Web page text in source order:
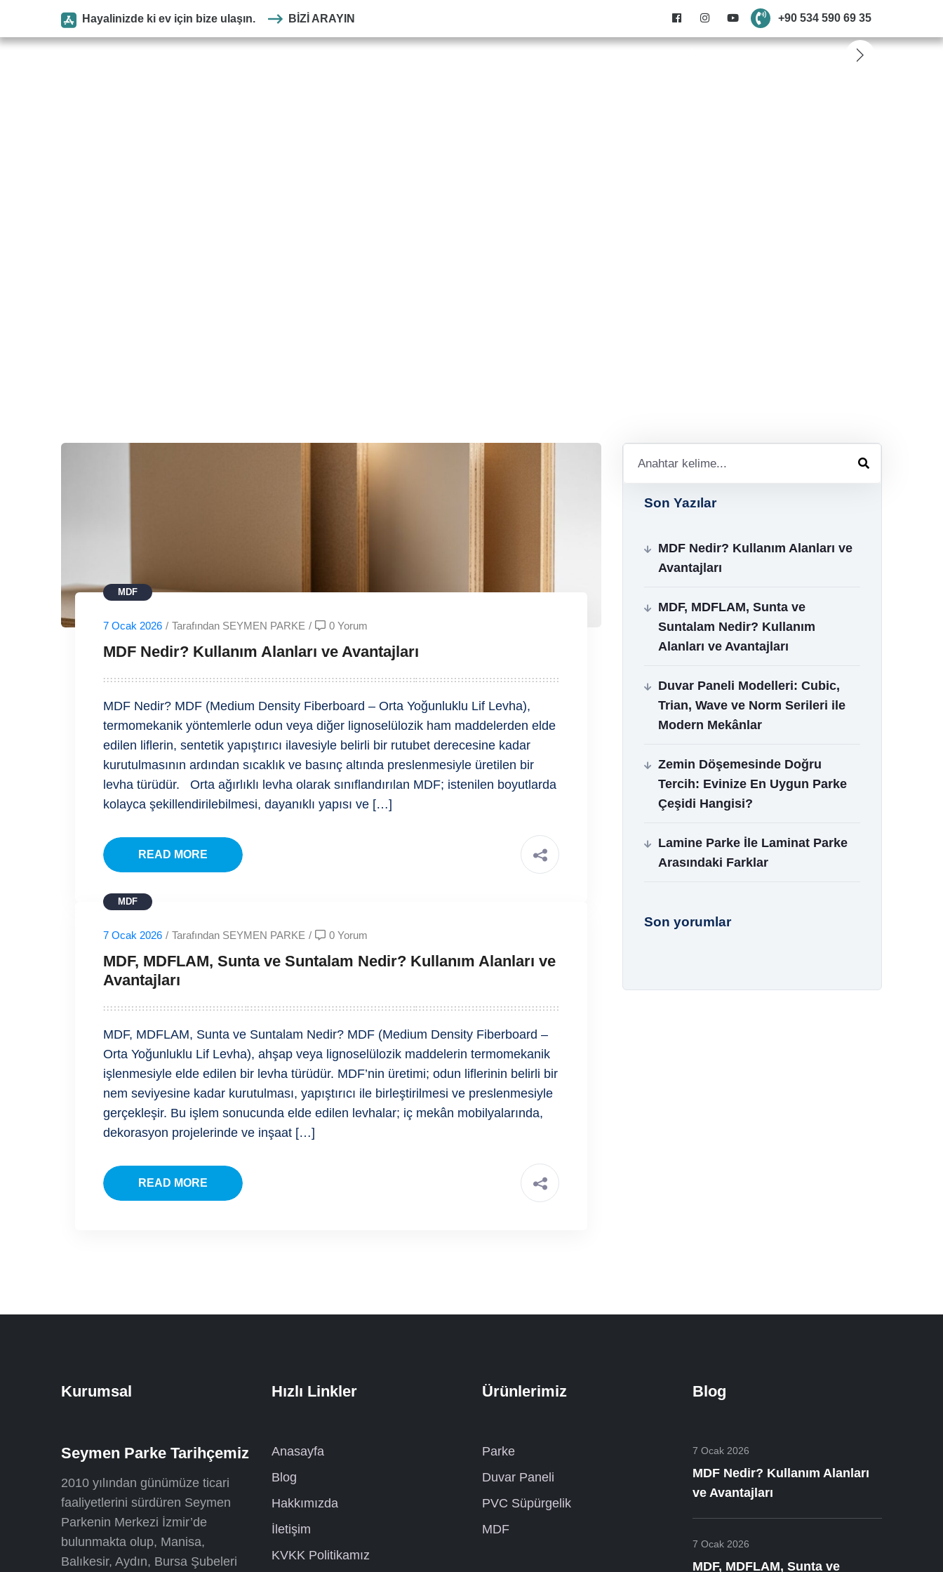
Hayalinizde ki ev için bize ulaşın. BIZI ARAYIN +90 534 590 69 35
MDF
7 Ocak 2026 / Tarafından SEYMEN PARKE / 0 Yorum
MDF Nedir? Kullanım Alanları ve Avantajları
MDF Nedir? MDF (Medium Density Fiberboard – Orta Yoğunluklu Lif Levha),
termomekanik yöntemlerle odun veya diğer lignoselülozik ham maddelerden elde
edilen liflerin, sentetik yapıştırıcı ilavesiyle belirli bir rutubet derecesine kadar
kurutulmasının ardından sıcaklık ve basınç altında preslenmesiyle üretilen bir
levha türüdür. Orta ağırlıklı levha olarak sınıflandırılan MDF; istenilen boyutlarda
kolayca şekillendirilebilmesi, dayanıklı yapısı ve […]
READ MORE
MDF
7 Ocak 2026 / Tarafından SEYMEN PARKE / 0 Yorum
MDF, MDFLAM, Sunta ve Suntalam Nedir? Kullanım Alanları ve
Avantajları
MDF, MDFLAM, Sunta ve Suntalam Nedir? MDF (Medium Density Fiberboard –
Orta Yoğunluklu Lif Levha), ahşap veya lignoselülozik maddelerin termomekanik
işlenmesiyle elde edilen bir levha türüdür. MDF’nin üretimi; odun liflerinin belirli bir
nem seviyesine kadar kurutulması, yapıştırıcı ile birleştirilmesi ve preslenmesiyle
gerçekleşir. Bu işlem sonucunda elde edilen levhalar; iç mekân mobilyalarında,
dekorasyon projelerinde ve inşaat […]
READ MORE
Son Yazılar
MDF Nedir? Kullanım Alanları ve
Avantajları
MDF, MDFLAM, Sunta ve
Suntalam Nedir? Kullanım
Alanları ve Avantajları
Duvar Paneli Modelleri: Cubic,
Trian, Wave ve Norm Serileri ile
Modern Mekânlar
Zemin Döşemesinde Doğru
Tercih: Evinize En Uygun Parke
Çeşidi Hangisi?
Lamine Parke İle Laminat Parke
Arasındaki Farklar
Son yorumlar
Kurumsal
Seymen Parke Tarihçemiz
2010 yılından günümüze ticari
faaliyetlerini sürdüren Seymen
Parkenin Merkezi İzmir’de
bulunmakta olup, Manisa,
Balıkesir, Aydın, Bursa Şubeleri
Hızlı Linkler
Anasayfa
Blog
Hakkımızda
İletişim
KVKK Politikamız
Ürünlerimiz
Parke
Duvar Paneli
PVC Süpürgelik
MDF
Blog
7 Ocak 2026
MDF Nedir? Kullanım Alanları
ve Avantajları
7 Ocak 2026
MDF, MDFLAM, Sunta ve